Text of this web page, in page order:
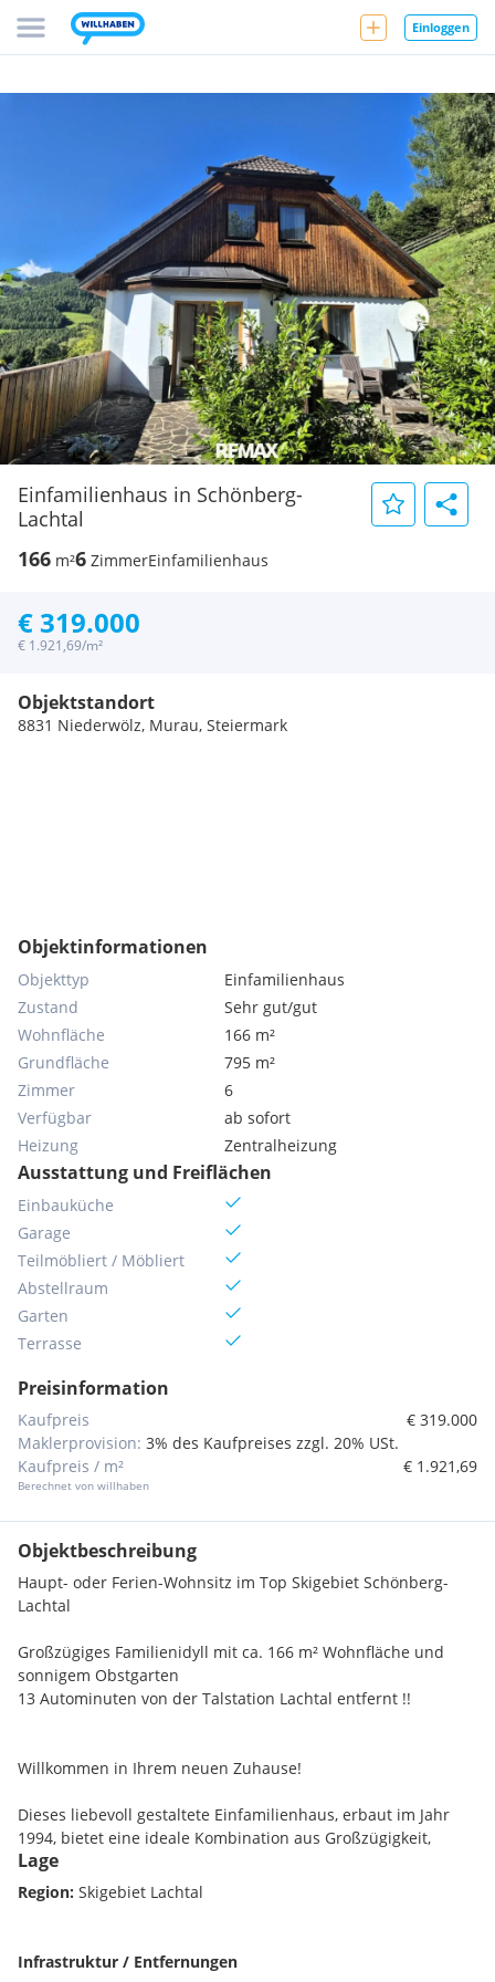
Einloggen
Einfamilienhaus in Schönberg-
Lachtal
166 m²6 ZimmerEinfamilienhaus
€ 319.000
€ 1.921,69/m²
Objektstandort
8831 Niederwölz, Murau, Steiermark
Objektinformationen
Objekttyp
Einfamilienhaus
Zustand
Sehr gut/gut
Wohnfläche
166 m²
Grundfläche
795 m²
Zimmer
6
Verfügbar
ab sofort
Heizung
Zentralheizung
Ausstattung und Freiflächen
Einbauküche
Garage
Teilmöbliert / Möbliert
Abstellraum
Garten
Terrasse
Preisinformation
Kaufpreis
€ 319.000
Maklerprovision: 3% des Kaufpreises zzgl. 20% USt.
Kaufpreis / m²
Berechnet von willhaben
€ 1.921,69
Objektbeschreibung
Haupt- oder Ferien-Wohnsitz im Top Skigebiet Schönberg-
Lachtal
Großzügiges Familienidyll mit ca. 166 m² Wohnfläche und
sonnigem Obstgarten
13 Autominuten von der Talstation Lachtal entfernt !!
Willkommen in Ihrem neuen Zuhause!
Dieses liebevoll gestaltete Einfamilienhaus, erbaut im Jahr
1994, bietet eine ideale Kombination aus Großzügigkeit,
Funktionalität und naturnahem Wohnen. Auf einem ca. 795
m² großen Grundstück gelegen, genießen Sie hier ihr
Zuhause mit einem gepflegten Obstgarten und vor allem auf
Ausblick über Schönberg.
Lage
Region: Skigebiet Lachtal
Infrastruktur / Entfernungen